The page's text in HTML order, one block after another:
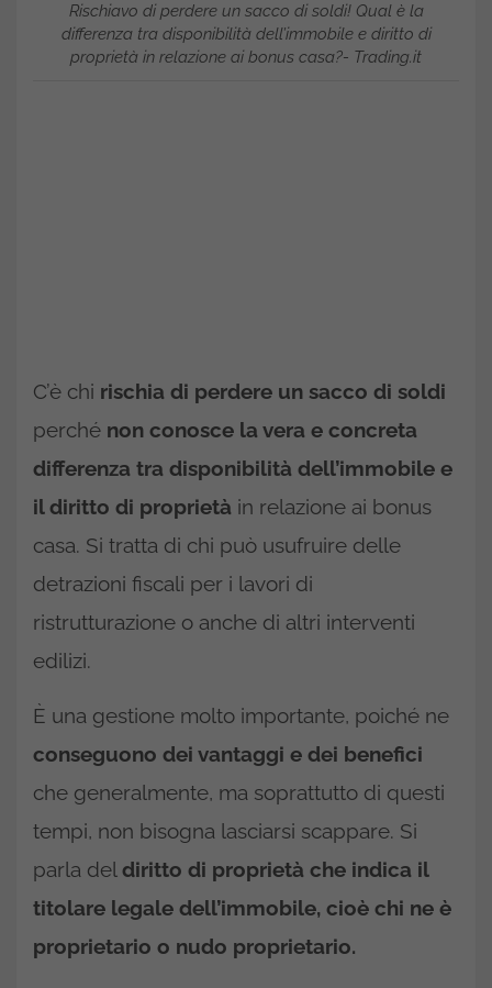
Rischiavo di perdere un sacco di soldi! Qual è la
differenza tra disponibilità dell’immobile e diritto di
proprietà in relazione ai bonus casa?- Trading.it
C’è chi rischia di perdere un sacco di soldi
perché non conosce la vera e concreta
differenza tra disponibilità dell’immobile e
il diritto di proprietà in relazione ai bonus
casa. Si tratta di chi può usufruire delle
detrazioni fiscali per i lavori di
ristrutturazione o anche di altri interventi
edilizi.
È una gestione molto importante, poiché ne
conseguono dei vantaggi e dei benefici
che generalmente, ma soprattutto di questi
tempi, non bisogna lasciarsi scappare. Si
parla del diritto di proprietà che indica il
titolare legale dell’immobile, cioè chi ne è
proprietario o nudo proprietario.